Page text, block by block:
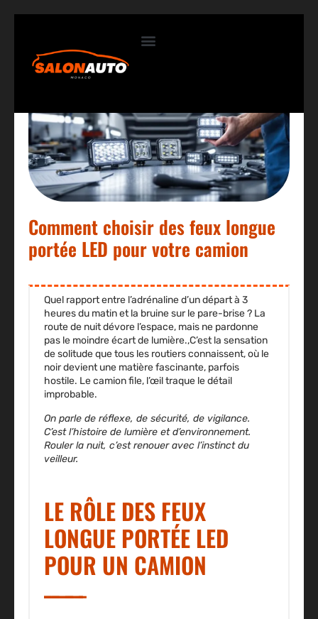
Comment choisir des feux longue
portée LED pour votre camion
Quel rapport entre l’adrénaline d’un départ à 3
heures du matin et la bruine sur le pare-brise ? La
route de nuit dévore l’espace, mais ne pardonne
pas le moindre écart de lumière.,C’est la sensation
de solitude que tous les routiers connaissent, où le
noir devient une matière fascinante, parfois
hostile. Le camion file, l’œil traque le détail
improbable.
On parle de réflexe, de sécurité, de vigilance.
C’est l’histoire de lumière et d’environnement.
Rouler la nuit, c’est renouer avec l’instinct du
veilleur.
LE RÔLE DES FEUX
LONGUE PORTÉE LED
POUR UN CAMION